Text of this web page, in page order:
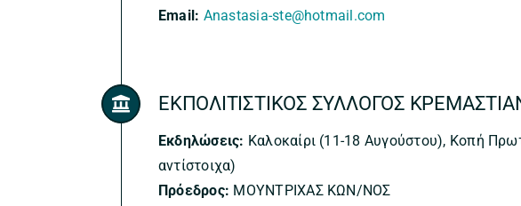
Email: Anastasia-ste@hotmail.com
ΕΚΠΟΛΙΤΙΣΤΙΚΟΣ ΣΥΛΛΟΓΟΣ
Εκδηλώσεις: Καλοκαίρι (11-18 Αυγούστου), Κοπή
αντίστοιχα)
Πρόεδρος: ΜΟΥΝΤΡΙΧΑΣ ΚΩΝ/ΝΟΣ